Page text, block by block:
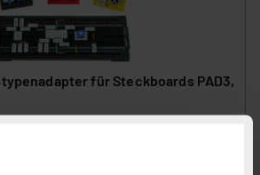
für Steckboards PAD3,